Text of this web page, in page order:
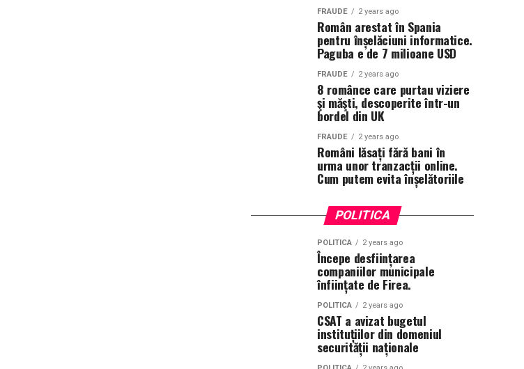
FRAUDE 2 years ago
Român arestat în Spania
pentru înșelăciuni informatice.
Paguba e de 7 milioane USD
FRAUDE 2 years ago
8 românce care purtau viziere
şi măşti, descoperite într-un
bordel din UK
FRAUDE 2 years ago
Români lăsați fără bani în
urma unor tranzacții online.
Cum putem evita înșelătoriile
POLITICA
POLITICA 2 years ago
Începe desființarea
companiilor municipale
înființate de Firea.
POLITICA 2 years ago
CSAT a avizat bugetul
instituțiilor din domeniul
securității naționale